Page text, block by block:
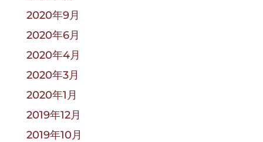
2020年9月
2020年6月
2020年4月
2020年3月
2020年1月
2019年12月
2019年10月